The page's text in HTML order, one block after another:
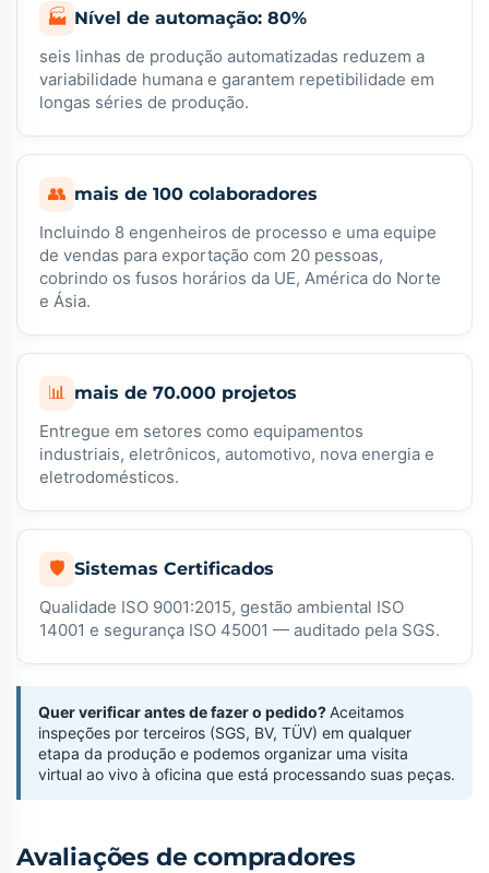
🏭 Nível de automação: 80%
seis linhas de produção automatizadas reduzem a
variabilidade humana e garantem repetibilidade em
longas séries de produção.
👥 mais de 100 colaboradores
Incluindo 8 engenheiros de processo e uma equipe
de vendas para exportação com 20 pessoas,
cobrindo os fusos horários da UE, América do Norte
e Ásia.
📊 mais de 70.000 projetos
Entregue em setores como equipamentos
industriais, eletrônicos, automotivo, nova energia e
eletrodomésticos.
🛡 Sistemas Certificados
Qualidade ISO 9001:2015, gestão ambiental ISO
14001 e segurança ISO 45001 — auditado pela SGS.
Quer verificar antes de fazer o pedido?Aceitamos
inspeções por terceiros (SGS, BV, TÜV) em qualquer
etapa da produção e podemos organizar uma visita
virtual ao vivo à oficina que está processando suas peças.
Avaliações de compradores